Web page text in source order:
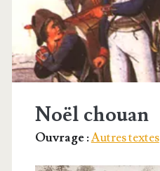
Noël chouan
Ouvrage :Autres textes|